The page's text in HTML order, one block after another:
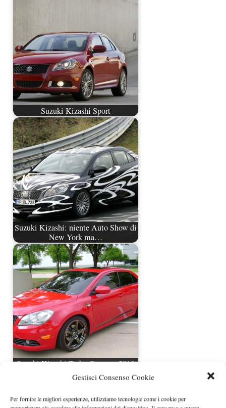
Gestisci Consenso Cookie
Per fornire le migliori esperienze, utilizziamo tecnologie come i cookie per
Suzuki Kizashi Sport
Suzuki Kizashi: niente Auto Show di
New York ma…
Suzuki Kizashi Turbo Concept 2010